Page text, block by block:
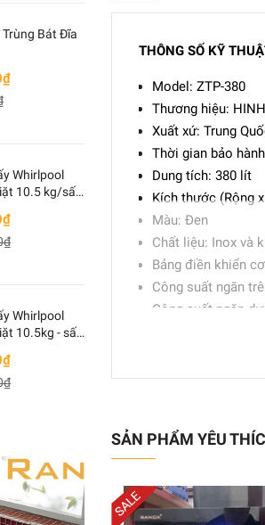
THÔNG SỐ KỸ
Model: ZTP-380
Thương hiệu:
Xuất xứ: Trung
Thời gian bảo
Dung tích: 380 lít
Kích thước (Rộng
Màu: Đen
Chất liệu: Inox và
Bảng điền khiển
Công suất ngăn
Công suất ngăn
ĐẶC ĐIỂM - CHI TIẾT
Tủ sấy bát sản
Tủ sấy bát đứng 2
Thiết kế 2 ngăn
SẢN PHẨM YÊU
Trùng Bát Đĩa
Whirlpool
10.5 kg/sấy
Whirlpool
10.5kg - sấy
Tủ sấy tiệt trùng
9.480.000₫
TỦ SẤY BÁT ĐĨA
7.200.000₫
11.500.000₫
7.580.000₫